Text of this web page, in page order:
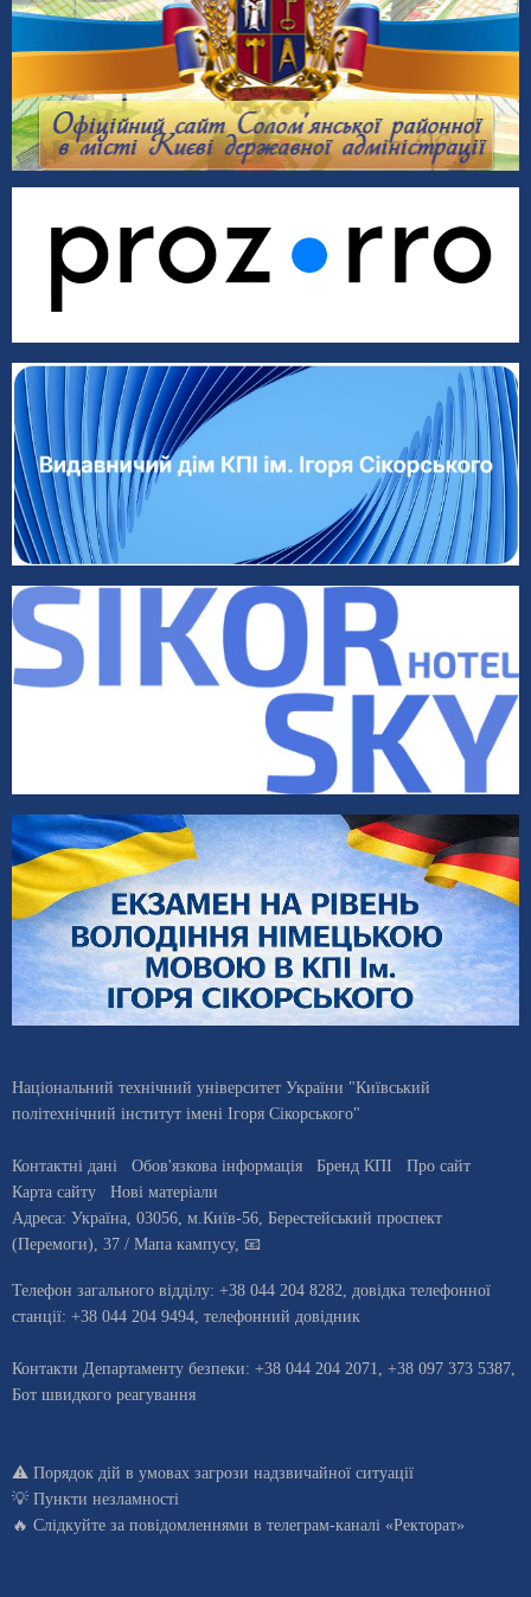
Національний технічний університет України "Київський
політехнічний інститут імені Ігоря Сікорського"
Контактні дані Обов'язкова інформація Бренд КПІ
Про сайт
Карта сайту
Нові матеріали
Адреса: Україна 03056 , м. Київ-56, Берестейський проспект
(Перемоги), 37 / Мапа кампусу, 📧
Телефон загального відділу: +38 044 204 8282 , довiдка телефонної
станцiї: +38 044 204 9494 телефонний довідник
Контакти Департаменту безпеки: +38 044 204 2071, +38 097 373 5387,
Бот швидкого реагування
⚠️ Порядок дій в умовах загрози надзвичайної ситуації
💡 Пункти незламності
🔥 Слідкуйте за повідомленнями в телеграм-каналі «Ректорат»